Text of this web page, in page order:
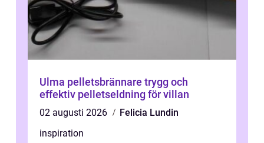
Ulma pelletsbrännare trygg och
effektiv pelletseldning för villan
02 augusti 2026
Felicia Lundin
inspiration